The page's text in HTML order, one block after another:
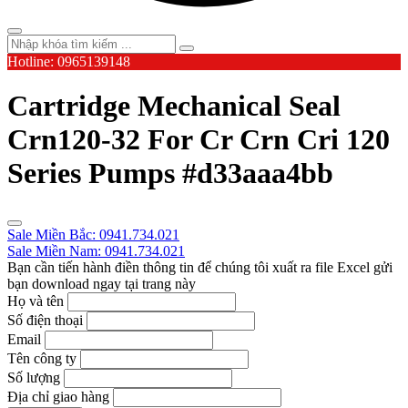
Hotline: 0965139148
Cartridge Mechanical Seal
Crn120-32 For Cr Crn Cri 120
Series Pumps #d33aaa4bb
Sale Miền Bắc: 0941.734.021
Sale Miền Nam: 0941.734.021
Bạn cần tiến hành điền thông tin để chúng tôi xuất ra file Excel gửi
bạn download ngay tại trang này
Họ và tên
Số điện thoại
Email
Tên công ty
Số lượng
Địa chỉ giao hàng